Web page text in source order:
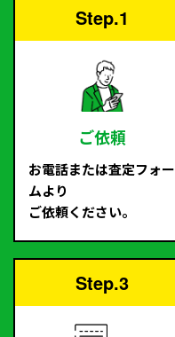
Step.1
ご依頼
お電話または査定フォー
ムより
ご依頼ください。
Step.3